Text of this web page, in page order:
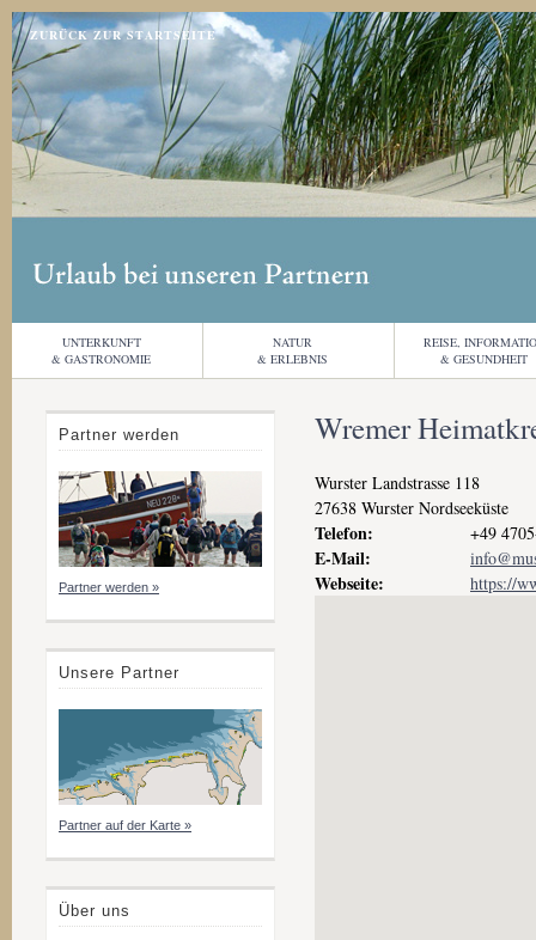
Jump to navigation
ZURÜCK ZUR STARTSEITE
Wremer
Wurster Landstrasse 118
27638 Wurster Nordseeküste
Telefon: +49
E-Mail:
Webseite: https://
UNTERKUNFT
& GASTRONOMIE
NATUR
& ERLEBNIS
REISE,
& GESUNDHEIT
Partner werden
Partner werden »
Unsere Partner
Partner auf der Karte »
Über uns